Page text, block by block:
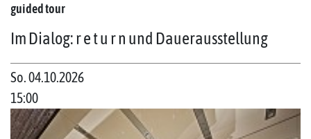
guided tour
Im Dialog: r e t u r n und Dauerausstellung
So. 04.10.2026
15:00